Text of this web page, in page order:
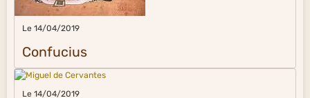
Le 14/04/2019
Confucius
Le 14/04/2019